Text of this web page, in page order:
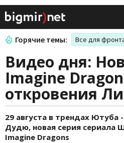
Горячие темы: Все для
Видео дня:
Imagine
откровения
29 августа в трендах
Дудю, новая серия сериала
Imagine Dragons